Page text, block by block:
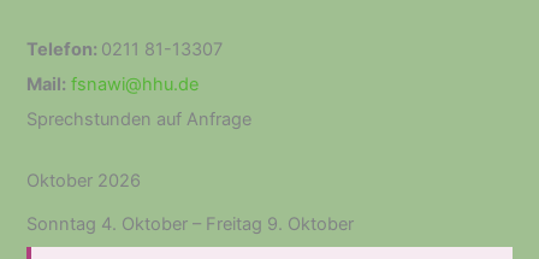
Telefon: 0211 81-13307
Mail: fsnawi@hhu.de
Sprechstunden auf Anfrage
Oktober 2026
Sonntag 4. Oktober – Freitag 9. Oktober